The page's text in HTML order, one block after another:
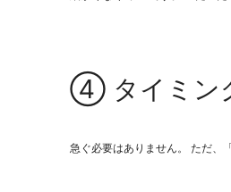
④ タイミン
急ぐ必要はありません。 ただ、